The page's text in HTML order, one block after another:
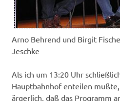
Arno Behrend und Birgit
Jeschke
Als ich um 13:20 Uhr
Hauptbahnhof enteilen
ärgerlich, daß das Programm